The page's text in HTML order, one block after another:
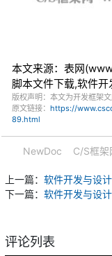
本文来源：表网
脚本文件下载,软件开
版权声明：本文为开发框架
原文链接： https://
89.html
NewDoc C/S框架
上一篇： 软件开发与设
下一篇： 软件开发与设
评论列表